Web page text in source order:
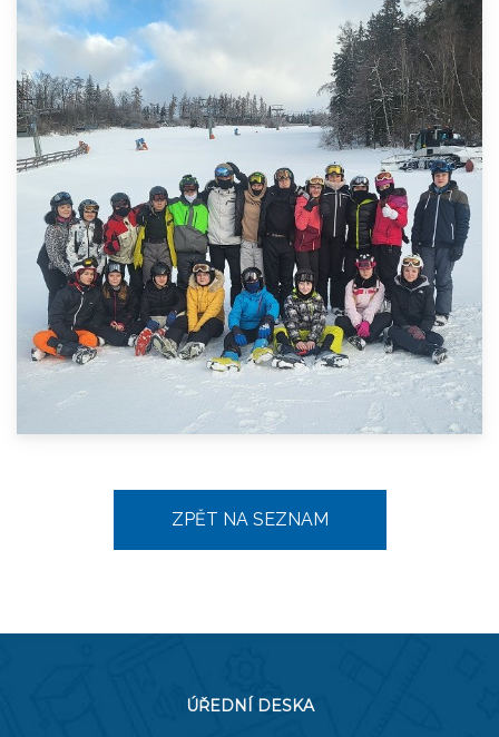
ZPĚT NA SEZNAM
ÚŘEDNÍ DESKA